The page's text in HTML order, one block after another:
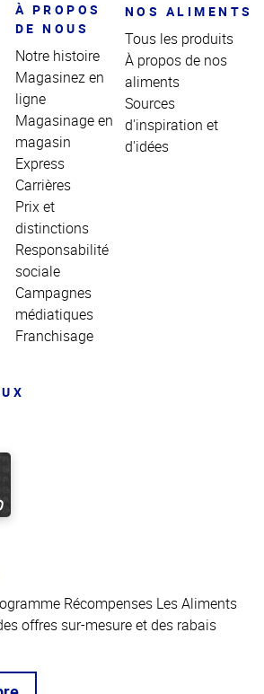
À PROPOS
DE NOUS
Notre histoire
Magasinez en
ligne
Magasinage en
magasin
Express
Carrières
Prix et
distinctions
Responsabilité
sociale
Campagnes
médiatiques
Franchisage
NOS ALIMENTS
Tous les produits
À propos de nos
aliments
Sources
d'inspiration et
d'idées
Récompenses Les Aliments
offres sur-mesure et des rabais